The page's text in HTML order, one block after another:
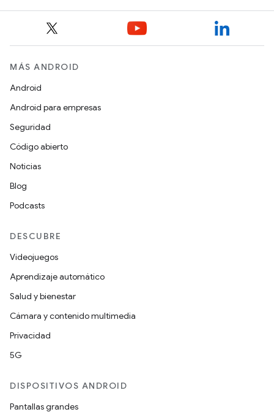
MÁS ANDROID
Android
Android para empresas
Seguridad
Código abierto
Noticias
Blog
Podcasts
DESCUBRE
Videojuegos
Aprendizaje automático
Salud y bienestar
Cámara y contenido multimedia
Privacidad
5G
DISPOSITIVOS ANDROID
Pantallas grandes